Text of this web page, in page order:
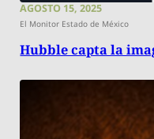
AGOSTO 15, 2025
El Monitor Estado de México
Hubble capta la